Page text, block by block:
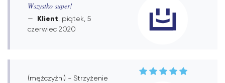
Wszystko super!
Klient , piątek, 5
czerwiec 2020
(mężczyźni) - Strzyżenie